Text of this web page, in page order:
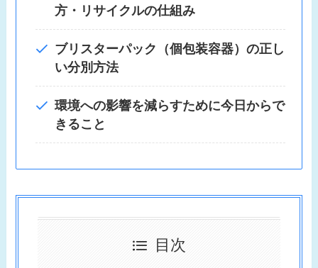
方・リサイクルの仕組み
ブリスターパック（個包装容器）の正し
い分別方法
環境への影響を減らすために今日からで
きること
目次